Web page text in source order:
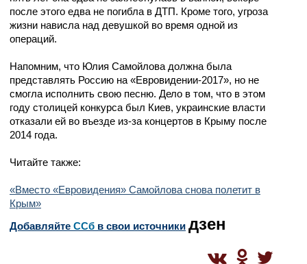
после этого едва не погибла в ДТП. Кроме того, угроза
жизни нависла над девушкой во время одной из
операций.
Напомним, что Юлия Самойлова должна была
представлять Россию на «Евровидении-2017», но не
смогла исполнить свою песню. Дело в том, что в этом
году столицей конкурса был Киев, украинские власти
отказали ей во въезде из-за концертов в Крыму после
2014 года.
Читайте также:
«Вместо «Евровидения» Самойлова снова полетит в
Крым»
Добавляйте CСб в свои источники дзен